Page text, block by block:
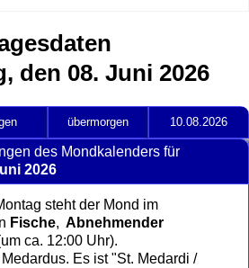
den 08. Juni 2026
übermorgen 10.08.2026
des Mondkalenders für
2026
to
collapse
contents
steht der Mond im
Fische, Abnehmender
ca. 12:00 Uhr).
Es ist "St. Medardi /